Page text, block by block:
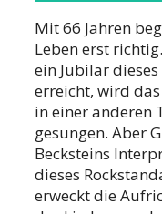
Mit 66 Jahren
Leben erst
ein Jubilar
erreicht, wird
in einer anderen
gesungen. Aber
Becksteins
dieses
erweckt die